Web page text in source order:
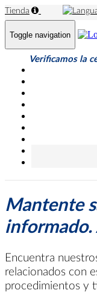
Tienda
Toggle navigation
Verificamos la
Mantente
Encuentra
relacionados con
procedimientos y